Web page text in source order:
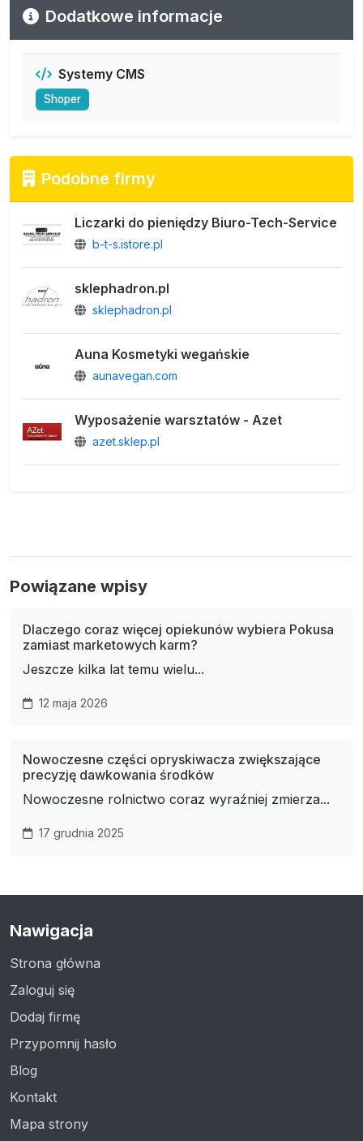
Dodatkowe informacje
Systemy CMS
Shoper
Podobne firmy
Liczarki do pieniędzy Biuro-Tech-Service
b-t-s.istore.pl
sklephadron.pl
sklephadron.pl
Auna Kosmetyki wegańskie
aunavegan.com
Wyposażenie warsztatów - Azet
azet.sklep.pl
Powiązane wpisy
Dlaczego coraz więcej opiekunów wybiera Pokusa
zamiast marketowych karm?
Jeszcze kilka lat temu wielu...
12 maja 2026
Nowoczesne części opryskiwacza zwiększające
precyzję dawkowania środków
Nowoczesne rolnictwo coraz wyraźniej zmierza...
17 grudnia 2025
Nawigacja
Strona główna
Zaloguj się
Dodaj firmę
Przypomnij hasło
Blog
Kontakt
Mapa strony